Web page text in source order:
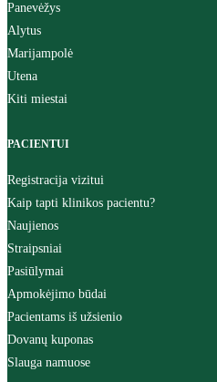
Panevėžys
Alytus
Marijampolė
Utena
Kiti miestai
PACIENTUI
Registracija vizitui
Kaip tapti klinikos pacientu?
Naujienos
Straipsniai
Pasiūlymai
Apmokėjimo būdai
Pacientams iš užsienio
Dovanų kuponas
Slauga namuose